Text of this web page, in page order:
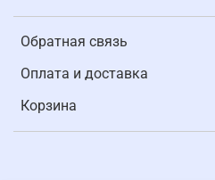
Обратная связь
Оплата и доставка
Корзина